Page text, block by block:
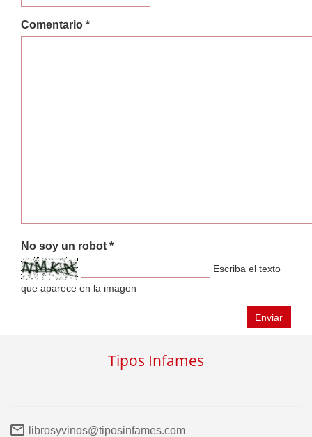
Comentario *
No soy un robot *
Escriba el texto
que aparece en la imagen
Enviar
Tipos Infames
librosyvinos@tiposinfames.com